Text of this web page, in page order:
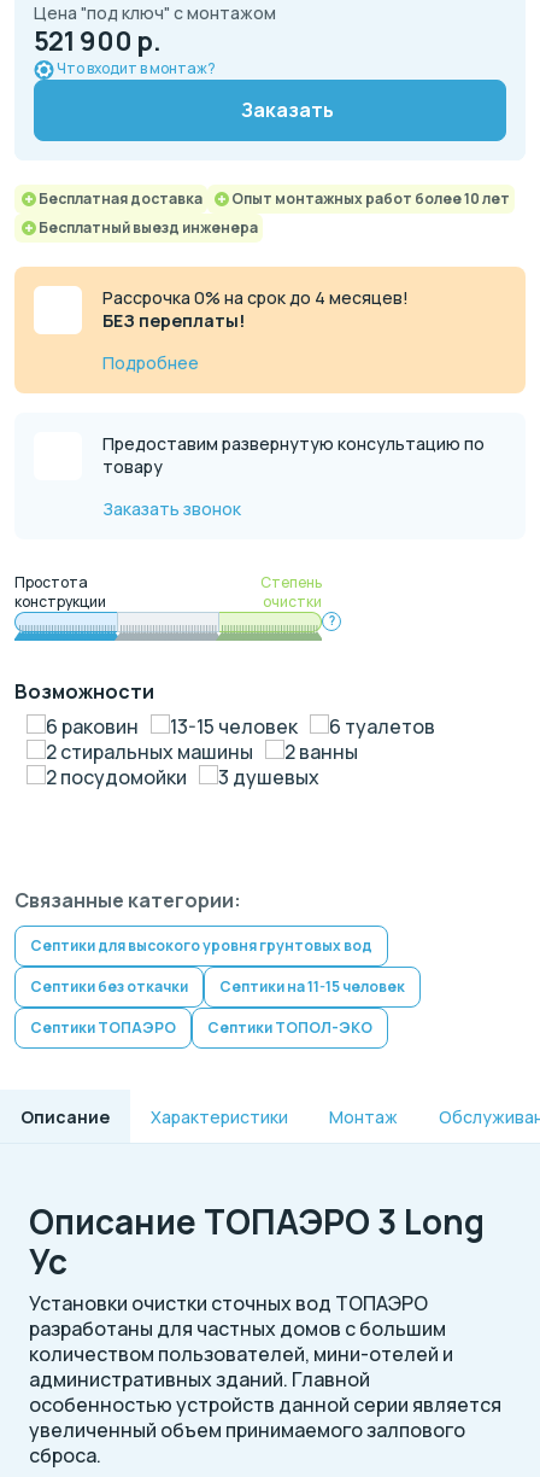
Цена "под ключ" с монтажом
521 900 р.
Что входит в монтаж?
Заказать
Бесплатная доставка
Опыт монтажных работ более 10 лет
Бесплатный выезд инженера
Рассрочка 0% на срок до 4 месяцев!
БЕЗ переплаты!
Подробнее
Предоставим развернутую консультацию по
товару
Заказать звонок
Простота
конструкции
Степень
очистки
?
Возможности
6 раковин
13-15 человек
6 туалетов
2 стиральных машины
2 ванны
2 посудомойки
3 душевых
Связанные категории:
Септики для высокого уровня грунтовых вод
Септики без откачки
Септики на 11-15 человек
Септики ТОПАЭРО
Септики ТОПОЛ-ЭКО
Описание Характеристики Монтаж
Описание ТОПАЭРО 3 Long
Ус
Установки очистки сточных вод ТОПАЭРО
разработаны для частных домов с большим
количеством пользователей, мини-отелей и
административных зданий. Главной
особенностью устройств данной серии является
увеличенный объем принимаемого залпового
сброса.